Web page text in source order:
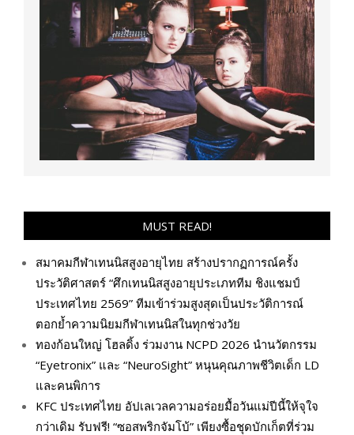
MUST READ!
สมาคมกีฬาเทนนิสสูงอายุไทย สร้างปรากฏการณ์ครั้ง
ประวัติศาสตร์ “ศึกเทนนิสสูงอายุประเภททีม ชิงแชมป์
ประเทศไทย 2569” ทีมเข้าร่วมสูงสุดเป็นประวัติการณ์
ตอกย้ำความนิยมกีฬาเทนนิสในทุกช่วงวัย
ทองก้อนใหญ่ โฮลดิ้ง ร่วมงาน NCPD 2026 นำนวัตกรรม
“Eyetronix” และ “NeuroSight” หนุนคุณภาพชีวิตเด็ก LD
และคนพิการ
KFC ประเทศไทย อัปเลเวลความอร่อยมื้อวันแม่ปีนี้ให้จุใจ
กว่าเดิม รับฟรี! “ซอสพริกจัมโบ้” เพียงซื้อชุดบักเก็ตที่ร่วม